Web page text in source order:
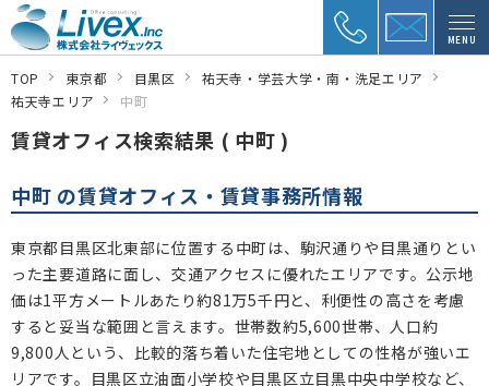
MENU
TOP 東京都 目黒区
祐天寺・学芸大学・南・洗足エリア
祐天寺エリア
中町
賃貸オフィス検索結果 ( 中町 )
中町 の賃貸オフィス・賃貸事務所情報
東京都目黒区北東部に位置する中町は、駒沢通りや目黒通りとい
った主要道路に面し、交通アクセスに優れたエリアです。公示地
価は1平方メートルあたり約81万5千円と、利便性の高さを考慮
すると妥当な範囲と言えます。世帯数約5,600世帯、人口約
9,800人という、比較的落ち着いた住宅地としての性格が強いエ
リアです。目黒区立油面小学校や目黒区立目黒中央中学校など、